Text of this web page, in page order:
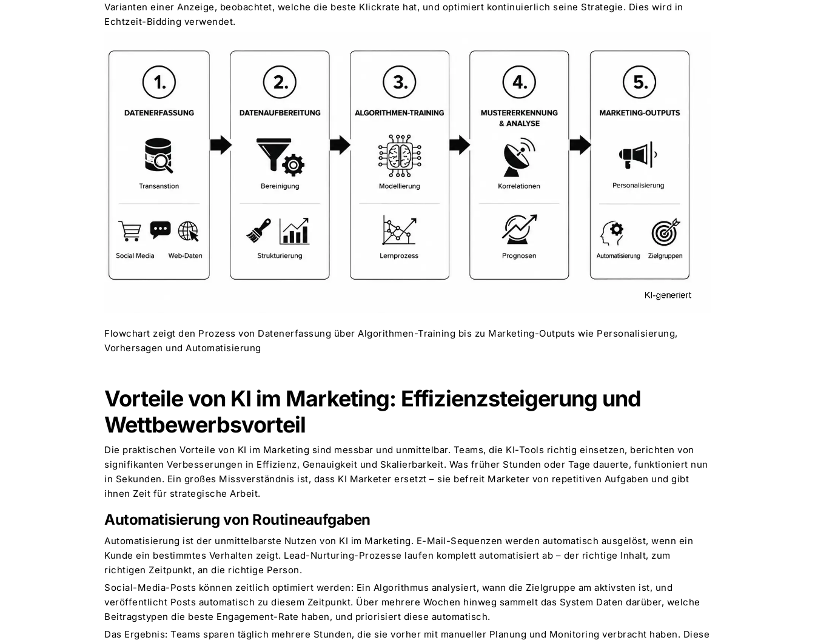
Varianten einer Anzeige, beobachtet, welche die beste Klickrate hat, und optimiert kontinuierlich seine Strategie. Dies wird in
Echtzeit-Bidding verwendet.
Flowchart zeigt den Prozess von Datenerfassung über Algorithmen-Training bis zu Marketing-Outputs wie Personalisierung,
Vorhersagen und Automatisierung
Vorteile von KI im Marketing: Effizienzsteigerung und
Wettbewerbsvorteil
Die praktischen Vorteile von KI im Marketing sind messbar und unmittelbar. Teams, die KI-Tools richtig einsetzen, berichten von
signifikanten Verbesserungen in Effizienz, Genauigkeit und Skalierbarkeit. Was früher Stunden oder Tage dauerte, funktioniert nun
in Sekunden. Ein großes Missverständnis ist, dass KI Marketer ersetzt – sie befreit Marketer von repetitiven Aufgaben und gibt
ihnen Zeit für strategische Arbeit.
Automatisierung von Routineaufgaben
Automatisierung ist der unmittelbarste Nutzen von KI im Marketing. E-Mail-Sequenzen werden automatisch ausgelöst, wenn ein
Kunde ein bestimmtes Verhalten zeigt. Lead-Nurturing-Prozesse laufen komplett automatisiert ab – der richtige Inhalt, zum
richtigen Zeitpunkt, an die richtige Person.
Social-Media-Posts können zeitlich optimiert werden: Ein Algorithmus analysiert, wann die Zielgruppe am aktivsten ist, und
veröffentlicht Posts automatisch zu diesem Zeitpunkt. Über mehrere Wochen hinweg sammelt das System Daten darüber, welche
Beitragstypen die beste Engagement-Rate haben, und priorisiert diese automatisch.
Das Ergebnis: Teams sparen täglich mehrere Stunden, die sie vorher mit manueller Planung und Monitoring verbracht haben. Diese